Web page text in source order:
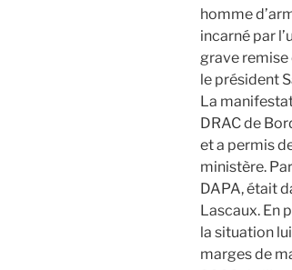
homme
incarné par
grave remise
le président
La
DRAC de
et a permis
ministère.
DAPA, était
Lascaux. En
la situation
marges de